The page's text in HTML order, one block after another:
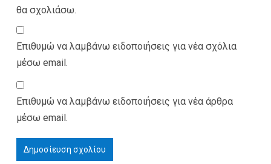
θα σχολιάσω.
Επιθυμώ να λαμβάνω ειδοποιήσεις για νέα σχόλια
μέσω email.
Επιθυμώ να λαμβάνω ειδοποιήσεις για νέα άρθρα
μέσω email.